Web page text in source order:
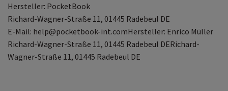
Hersteller: PocketBook
Richard-Wagner-Straße 11, 01445 Radebeul DE
E-Mail: help@pocketbook-int.comHersteller: Enrico Müller
Richard-Wagner-Straße 11, 01445 Radebeul DERichard-
Wagner-Straße 11, 01445 Radebeul DE